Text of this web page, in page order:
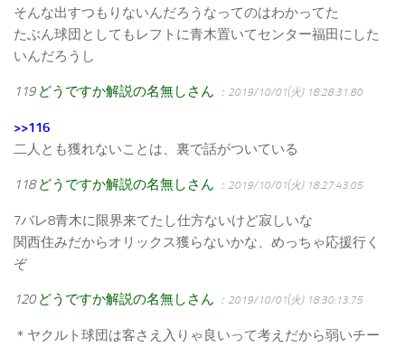
そんな出すつもりないんだろうなってのはわかってた
たぶん球団としてもレフトに青木置いてセンター福田にした
いんだろうし
119 どうですか解説の名無しさん ：2019/10/01(火) 18:28:31.80
>>116
二人とも獲れないことは、裏で話がついている
118 どうですか解説の名無しさん ：2019/10/01(火) 18:27:43.05
7バレ8青木に限界来てたし仕方ないけど寂しいな
関西住みだからオリックス獲らないかな、めっちゃ応援行く
ぞ
120 どうですか解説の名無しさん ：2019/10/01(火) 18:30:13.75
＊ヤクルト球団は客さえ入りゃ良いって考えだから弱いチー